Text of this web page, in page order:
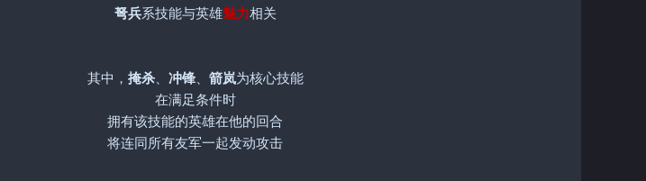
弩兵系技能与英雄魅力相关
其中， 掩杀、 冲锋、 箭岚为核心技能
在满足条件时
拥有该技能的英雄在他的回合
将连同所有友军一起发动攻击